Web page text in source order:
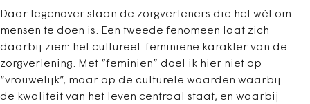
Daar tegenover staan de zorgverleners die het wél om
mensen te doen is. Een tweede fenomeen laat zich
daarbij zien: het cultureel-feminiene karakter van de
zorgverlening. Met “feminien” doel ik hier niet op
“vrouwelijk”, maar op de culturele waarden waarbij
de kwaliteit van het leven centraal staat, en waarbij